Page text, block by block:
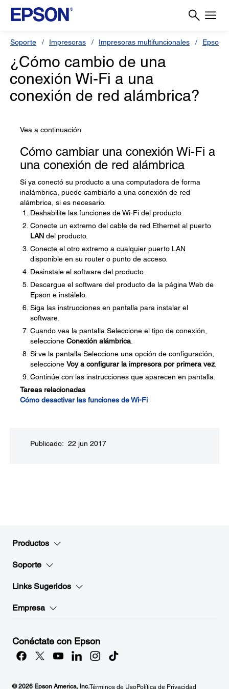
Soporte Impresoras Impresoras multifuncionales Epson L
¿Cómo cambio de una
conexión Wi-Fi a una
conexión de red alámbrica?
Vea a continuación.
Cómo cambiar una conexión Wi-Fi a
una conexión de red alámbrica
Si ya conectó su producto a una computadora de forma
inalámbrica, puede cambiarlo a una conexión de red
alámbrica, si es necesario.
Deshabilite las funciones de Wi-Fi del producto.
Conecte un extremo del cable de red Ethernet al puerto
LAN del producto.
Conecte el otro extremo a cualquier puerto LAN
disponible en su router o punto de acceso.
Desinstale el software del producto.
Descargue el software del producto de la página Web de
Epson e instálelo.
Siga las instrucciones en pantalla para instalar el
software.
Cuando vea la pantalla Seleccione el tipo de conexión,
seleccione Conexión alámbrica
Si ve la pantalla Seleccione una opción de configuración,
seleccione Voy a configurar la impresora por primera vez
Continúe con las instrucciones que aparecen en pantalla.
Tareas relacionadas
Cómo desactivar las funciones de Wi-Fi
Publicado: 22 jun 2017
Productos
Soporte
Links Sugeridos
Empresa
Conéctate con Epson
© 2026 Epson America, Inc.Términos de UsoPolítica de Privacidad